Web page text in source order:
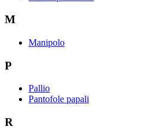
M
Manipolo
P
Pallio
Pantofole papali
R